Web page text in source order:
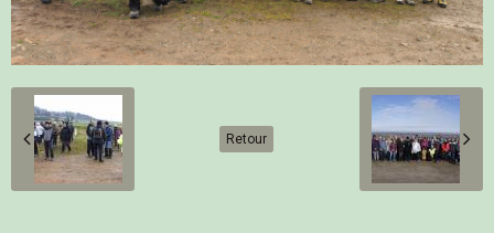
Retour